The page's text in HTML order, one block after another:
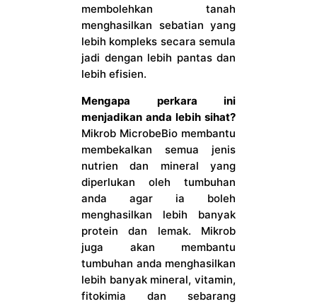
membolehkan tanah
menghasilkan sebatian yang
lebih kompleks secara semula
jadi dengan lebih pantas dan
lebih efisien.
Mengapa perkara ini
menjadikan anda lebih sihat?
Mikrob MicrobeBio membantu
membekalkan semua jenis
nutrien dan mineral yang
diperlukan oleh tumbuhan
anda agar ia boleh
menghasilkan lebih banyak
protein dan lemak. Mikrob
juga akan membantu
tumbuhan anda menghasilkan
lebih banyak mineral, vitamin,
fitokimia dan sebarang